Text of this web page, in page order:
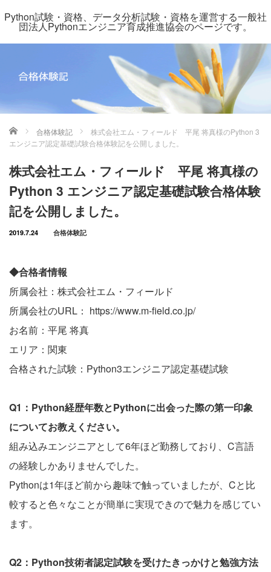
Python試験・資格、データ分析試験・資格を運営する一般社
団法人Pythonエンジニア育成推進協会のページです。
ホーム 合格体験記
株式会社エム・フィールド 平尾 将真様のPython 3
エンジニア認定基礎試験合格体験記を公開しました。
株式会社エム・フィールド 平尾 将真様の
Python 3 エンジニア認定基礎試験合格体験
記を公開しました。
2019.7.24 合格体験記
◆合格者情報
所属会社：株式会社エム・フィールド
所属会社のURL： https://www.m-field.co.jp/
お名前：平尾 将真
エリア：関東
合格された試験：Python3エンジニア認定基礎試験
Q1：Python経歴年数とPythonに出会った際の第一印象
についてお教えください。
組み込みエンジニアとして6年ほど勤務しており、C言語
の経験しかありませんでした。
Pythonは1年ほど前から趣味で触っていましたが、Cと比
較すると色々なことが簡単に実現できので魅力を感じてい
ます。
Q2：Python技術者認定試験を受けたきっかけと勉強方法